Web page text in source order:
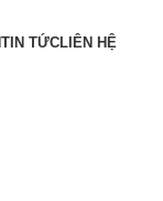
TIN TỨCLIÊN HỆ